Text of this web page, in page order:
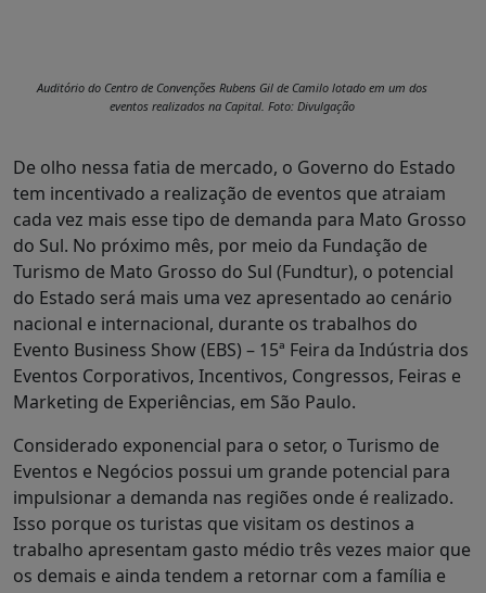
Auditório do Centro de Convenções Rubens Gil de Camilo lotado em um dos
eventos realizados na Capital. Foto: Divulgação
De olho nessa fatia de mercado, o Governo do Estado
tem incentivado a realização de eventos que atraiam
cada vez mais esse tipo de demanda para Mato Grosso
do Sul. No próximo mês, por meio da Fundação de
Turismo de Mato Grosso do Sul (Fundtur), o potencial
do Estado será mais uma vez apresentado ao cenário
nacional e internacional, durante os trabalhos do
Evento Business Show (EBS) – 15ª Feira da Indústria dos
Eventos Corporativos, Incentivos, Congressos, Feiras e
Marketing de Experiências, em São Paulo.
Considerado exponencial para o setor, o Turismo de
Eventos e Negócios possui um grande potencial para
impulsionar a demanda nas regiões onde é realizado.
Isso porque os turistas que visitam os destinos a
trabalho apresentam gasto médio três vezes maior que
os demais e ainda tendem a retornar com a família e